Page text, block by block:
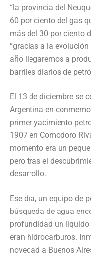
“la provincia del
60 por ciento del gas
más del 30 por ciento
“gracias a la
año llegaremos a
barriles diarios de
El 13 de diciembre se
Argentina en
primer yacimiento
1907 en Comodoro
momento era un
pero tras el
desarrollo.
Ese día, un equipo de
búsqueda de agua
profundidad un líquido
eran hidrocarburos.
novedad a Buenos